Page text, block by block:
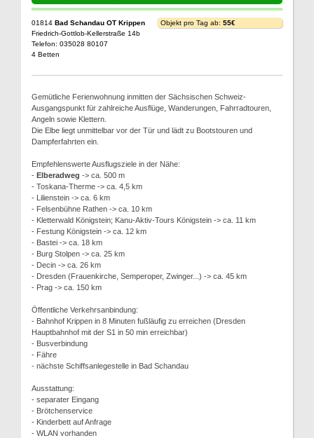
01814 Bad Schandau OT Krippen
Friedrich-Gottlob-Kellerstraße 14b
Telefon: 035028 80107
4 Betten
Objekt pro Tag ab: 55€
Gemütliche Ferienwohnung inmitten der Sächsischen Schweiz-
Ausgangspunkt für zahlreiche Ausflüge, Wanderungen, Fahrradtouren,
Angeln sowie Klettern.
Die Elbe liegt unmittelbar vor der Tür und lädt zu Bootstouren und
Dampferfahrten ein.
Empfehlenswerte Ausflugsziele in der Nähe:
- Elberadweg -> ca. 500 m
- Toskana-Therme -> ca. 4,5 km
- Lilienstein -> ca. 6 km
- Felsenbühne Rathen -> ca. 10 km
- Kletterwald Königstein; Kanu-Aktiv-Tours Königstein -> ca. 11 km
- Festung Königstein -> ca. 12 km
- Bastei -> ca. 18 km
- Burg Stolpen -> ca. 25 km
- Decin -> ca. 26 km
- Dresden (Frauenkirche, Semperoper, Zwinger...) -> ca. 45 km
- Prag -> ca. 150 km
Öffentliche Verkehrsanbindung:
- Bahnhof Krippen in 8 Minuten fußläufig zu erreichen (Dresden
Hauptbahnhof mit der S1 in 50 min erreichbar)
- Busverbindung
- Fähre
- nächste Schiffsanlegestelle in Bad Schandau
Ausstattung:
- separater Eingang
- Brötchenservice
- Kinderbett auf Anfrage
- WLAN vorhanden